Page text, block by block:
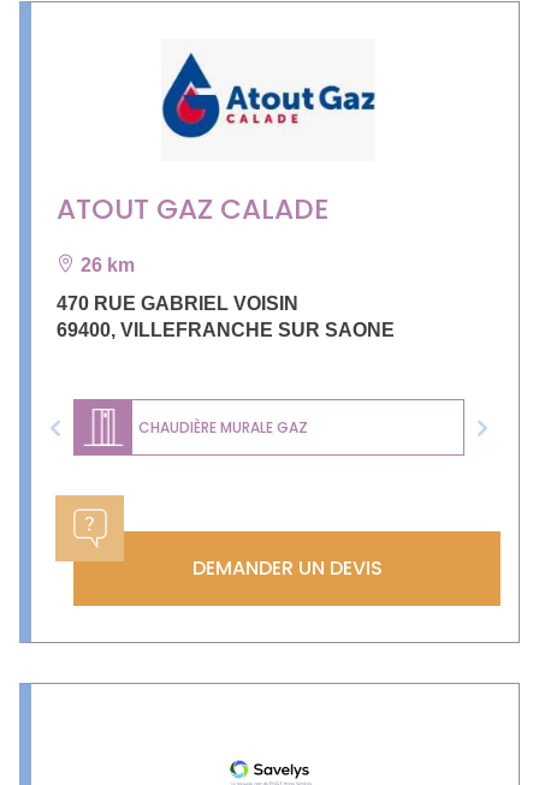
ATOUT GAZ CALADE
26 km
470 RUE GABRIEL VOISIN
69400, VILLEFRANCHE SUR SAONE
CHAUDIÈRE MURALE GAZ
Previous Next
DEMANDER UN DEVIS